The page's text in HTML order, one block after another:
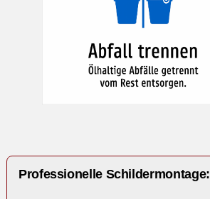
Professionelle Schildermontage: